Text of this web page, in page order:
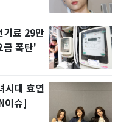
기료 29만
폭탄'
시대 효연
이슈]